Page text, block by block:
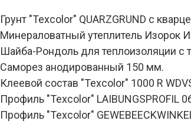
Грунт "Texcolor" QUARZGRUND с
Минераловатный утеплитель Изорок
Шайба-Рондоль для теплоизоляции с
Саморез анодированный 150 мм.
Клеевой состав "Texcolor" 1000 R
Профиль "Texcolor"
Профиль "Texcolor"